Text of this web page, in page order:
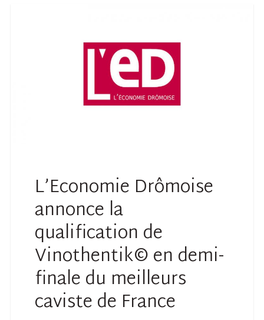
L’Economie Drômoise
annonce la
qualification de
Vinothentik© en demi-
finale du meilleurs
caviste de France